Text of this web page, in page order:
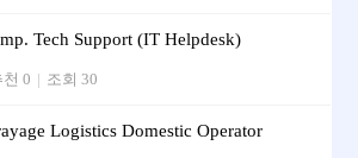
Tech Support (IT Helpdesk)
천 0 | 조회 30
Logistics Domestic Operator